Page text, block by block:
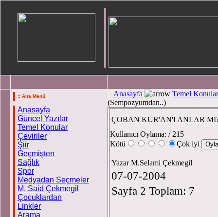
:: Ana Menü
Anasayfa
Güncel Yazılar
Temel Konular
Çeviriler
Şiir
Geçmişten
Sağlık
Spor
Medyadan Seçmeler
M. Said Çekmegil
Çocuklardan
Linkler
Arama
Anasayfa
Temel Konular
(Sempozyumdan..)
ÇOBAN KUR'AN'I ANLAR MI?
Kullanıcı Oylama: / 215
Kötü
Çok iyi
Yazar M.Selami Çekmegil
07-07-2004
Sayfa 2 Toplam: 7